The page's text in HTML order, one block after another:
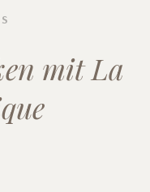
mit La